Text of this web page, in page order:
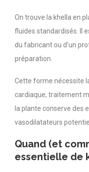
On trouve la khella en
fluides standardisés. Il
du fabricant ou d’un
préparation.
Cette forme nécessite
cardiaque, traitement
la plante conserve
vasodilatateurs
Quand (et
essentielle de